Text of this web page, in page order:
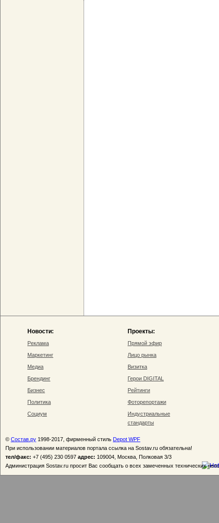
Новости:
Реклама
Маркетинг
Медиа
Брендинг
Бизнес
Политика
Социум
Проекты:
Прямой эфир
Лицо рынка
Визитка
Герои DIGITAL
Рейтинги
Фоторепортажи
Индустриальные
стандарты
© Состав.ру 1998-2017, фирменный стиль Depot WPF
При использовании материалов портала ссылка на Sostav.ru обязательна!
тел/факс: +7 (495) 230 0597 адрес: 109004, Москва, Полковая 3/3
Администрация Sostav.ru просит Вас сообщать о всех замеченных технических